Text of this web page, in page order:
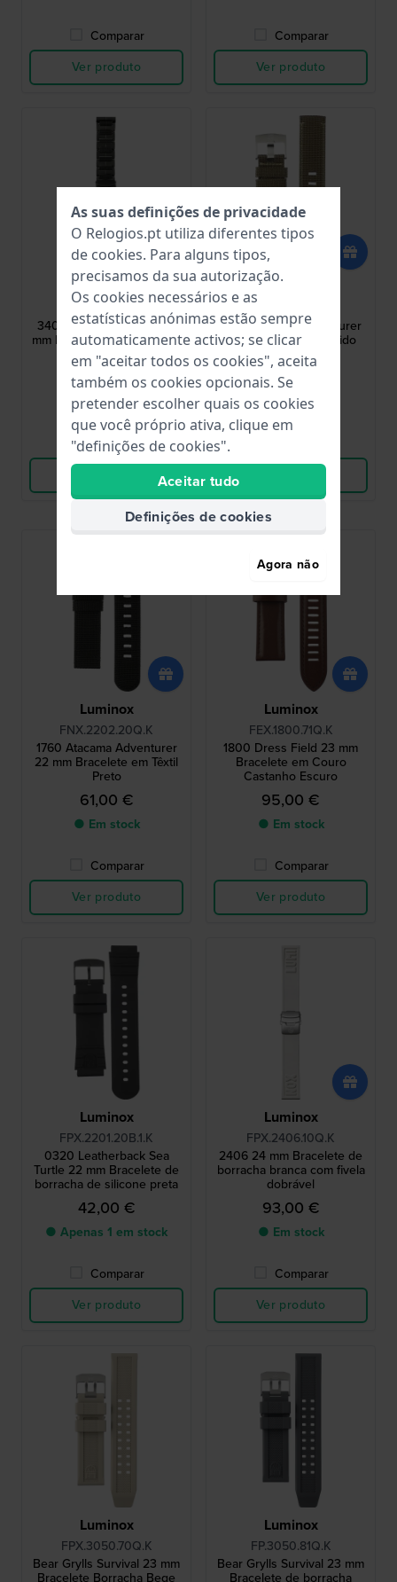
Comparar
Ver produto
Comparar
Ver produto
Luminox
FMX.4220.60.K
3400 F-117 Nighthawk 23
mm Bracelete de aço preto
revestido
265,00 €
● Em stock
Comparar
Luminox
FNX.2202.60Q.K
1760 Atacama Adventurer
22 mm Bracelete tecido
verde
61,00 €
● Em stock
Luminox
FNX.2202.20Q.K
1760 Atacama Adventurer
22 mm Bracelete em Têxtil
Preto
61,00 €
● Em stock
Comparar
Ver produto
Luminox
FEX.1800.71Q.K
1800 Dress Field 23 mm
Bracelete em Couro
Castanho Escuro
95,00 €
● Em stock
Comparar
Ver produto
Luminox
FPX.2201.20B.1.K
0320 Leatherback Sea
Turtle 22 mm Bracelete de
borracha de silicone preta
42,00 €
● Apenas 1 em stock
Comparar
Ver produto
Luminox
FPX.2406.10Q.K
2406 24 mm Bracelete de
borracha branca com fivela
dobrável
93,00 €
● Em stock
Comparar
Ver produto
Luminox
FPX.3050.70Q.K
Bear Grylls Survival 23 mm
Luminox
FP.3050.81Q.K
Bear Grylls Survival 23 mm
As suas definições de privacidade
O Relogios.pt utiliza diferentes tipos
de cookies. Para alguns tipos,
precisamos da sua autorização.
Os cookies necessários e as
estatísticas anónimas estão sempre
automaticamente activos; se clicar
em "aceitar todos os cookies", aceita
também os cookies opcionais. Se
pretender escolher quais os cookies
que você próprio ativa, clique em
"definições de cookies".
Aceitar tudo
Definições de cookies
Agora não